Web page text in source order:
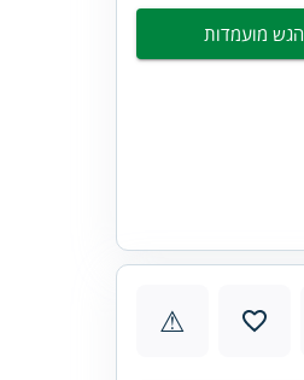
הגש מועמדות
⚠